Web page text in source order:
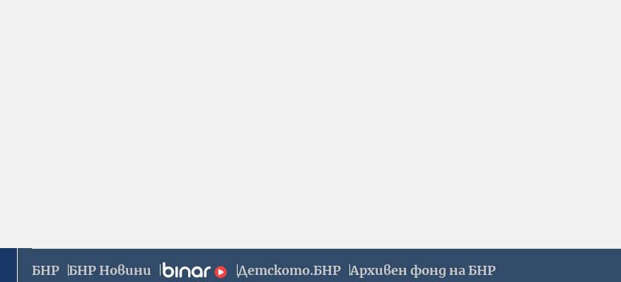
БНР БНР Новини Детското.БНР Архивен фонд на БНР